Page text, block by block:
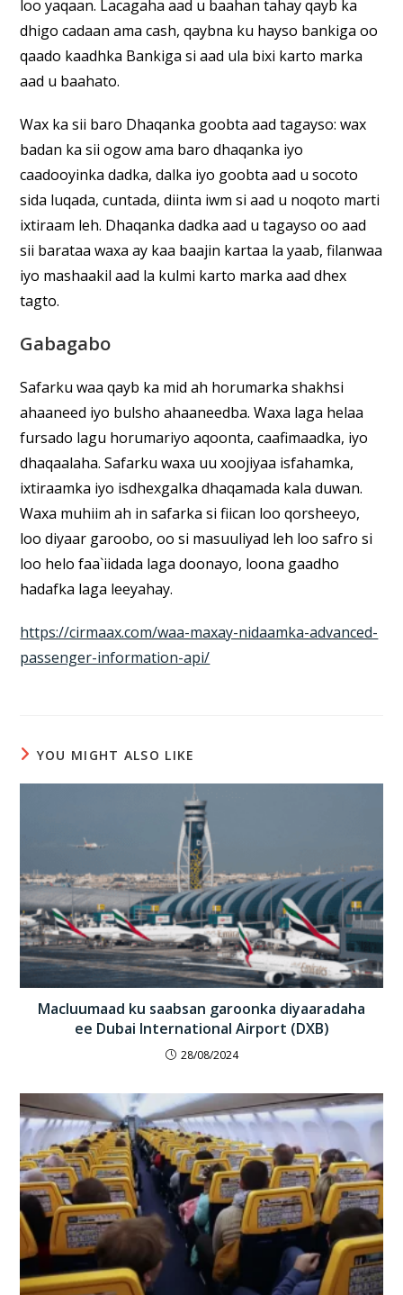
loo yaqaan. Lacagaha aad u baahan tahay qayb ka
dhigo cadaan ama cash, qaybna ku hayso bankiga oo
qaado kaadhka Bankiga si aad ula bixi karto marka
aad u baahato.
Wax ka sii baro Dhaqanka goobta aad tagayso: wax
badan ka sii ogow ama baro dhaqanka iyo
caadooyinka dadka, dalka iyo goobta aad u socoto
sida luqada, cuntada, diinta iwm si aad u noqoto marti
ixtiraam leh. Dhaqanka dadka aad u tagayso oo aad
sii barataa waxa ay kaa baajin kartaa la yaab, filanwaa
iyo mashaakil aad la kulmi karto marka aad dhex
tagto.
Gabagabo
Safarku waa qayb ka mid ah horumarka shakhsi
ahaaneed iyo bulsho ahaaneedba. Waxa laga helaa
fursado lagu horumariyo aqoonta, caafimaadka, iyo
dhaqaalaha. Safarku waxa uu xoojiyaa isfahamka,
ixtiraamka iyo isdhexgalka dhaqamada kala duwan.
Waxa muhiim ah in safarka si fiican loo qorsheeyo,
loo diyaar garoobo, oo si masuuliyad leh loo safro si
loo helo faa`iidada laga doonayo, loona gaadho
hadafka laga leeyahay.
https://cirmaax.com/waa-maxay-nidaamka-advanced-
passenger-information-api/
YOU MIGHT ALSO LIKE
Macluumaad ku saabsan garoonka diyaaradaha
ee Dubai International Airport (DXB)
28/08/2024